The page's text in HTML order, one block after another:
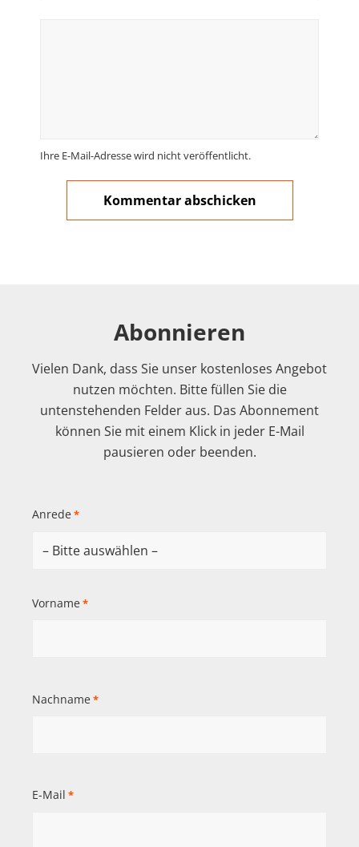
Ihre E-Mail-Adresse wird nicht veröffentlicht.
Abonnieren
Vielen Dank, dass Sie unser kostenloses Angebot
nutzen möchten. Bitte füllen Sie die
untenstehenden Felder aus. Das Abonnement
können Sie mit einem Klick in jeder E-Mail
pausieren oder beenden.
Anrede *
Vorname *
Nachname *
E-Mail *